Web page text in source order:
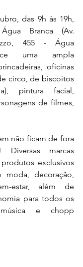
das 9h às 19h,
Branca (Av.
455 - Água
uma ampla
oficinas
circo, de biscoitos
pintura facial,
de filmes,
não ficam de fora
Diversas marcas
exclusivos
decoração,
estar, além de
para todos os
e chopp